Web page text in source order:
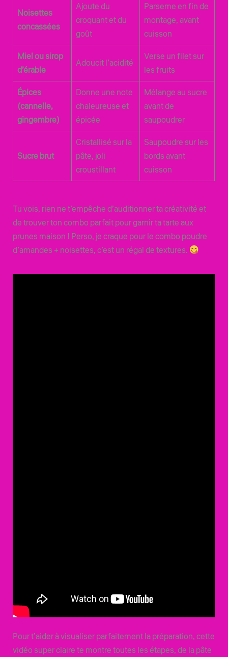
Noisettes
concassées
Ajoute du
croquant et du
goût
Parseme en fin de
montage, avant
cuisson
Miel ou sirop
d’érable
Adoucit l’acidité
Verse un filet sur
les fruits
Épices
(cannelle,
gingembre)
Donne une note
chaleureuse et
épicée
Mélange au sucre
avant de
saupoudrer
Sucre brut
Cristallisé sur la
pâte, joli
croustillant
Saupoudre sur les
bords avant
cuisson
Tu vois, rien ne t’empêche d’auditionner ta créativité et
de trouver ton combo parfait pour garnir ta tarte aux
prunes maison ! Perso, je craque pour le combo poudre
d’amandes + noisettes, c’est un régal de textures.
Pour t’aider à visualiser parfaitement la préparation, cette
vidéo super claire te montre toutes les étapes, de la pâte